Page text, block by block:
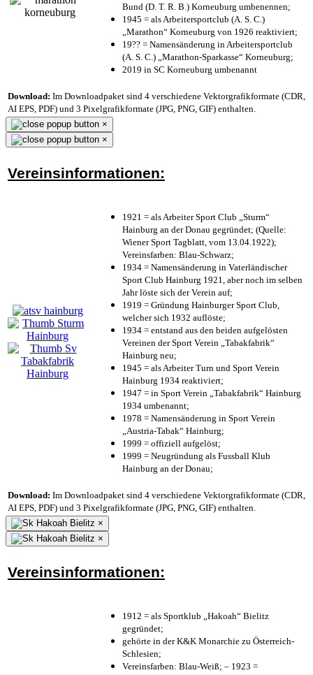
Bund (D. T. R. B.) Korneuburg umbenennen;
1945 = als Arbeitersportclub (A. S. C.)
„Marathon“ Korneuburg von 1926 reaktiviert;
19?? = Namensänderung in Arbeitersportclub
(A. S. C.) „Marathon-Sparkasse“ Korneuburg;
2019 in SC Korneuburg umbenannt
Download: Im Downloadpaket sind 4 verschiedene Vektorgrafikformate (CDR,
AI EPS, PDF) und 3 Pixelgrafikformate (JPG, PNG, GIF) enthalten.
×
×
Vereinsinformationen:
1921 = als Arbeiter Sport Club „Sturm“
Hainburg an der Donau gegründet; (Quelle:
Wiener Sport Tagblatt, vom 13.04.1922);
Vereinsfarben: Blau-Schwarz;
1934 = Namensänderung in Vaterländischer
Sport Club Hainburg 1921, aber noch im selben
Jahr löste sich der Verein auf;
1919 = Gründung Hainburger Sport Club,
welcher sich 1932 auflöste;
1934 = entstand aus den beiden aufgelösten
Vereinen der Sport Verein „Tabakfabrik“
Hainburg neu;
1945 = als Arbeiter Turn und Sport Verein
Hainburg 1934 reaktiviert;
1947 = in Sport Verein „Tabakfabrik“ Hainburg
1934 umbenannt;
1978 = Namensänderung in Sport Verein
„Austria-Tabak“ Hainburg;
1999 = offiziell aufgelöst;
1999 = Neugründung als Fussball Klub
Hainburg an der Donau;
Download: Im Downloadpaket sind 4 verschiedene Vektorgrafikformate (CDR,
AI EPS, PDF) und 3 Pixelgrafikformate (JPG, PNG, GIF) enthalten.
×
×
Vereinsinformationen:
1912 = als Sportklub „Hakoah“ Bielitz
gegründet;
gehörte in der K&K Monarchie zu Österreich-
Schlesien;
Vereinsfarben: Blau-Weiß; – 1923 =